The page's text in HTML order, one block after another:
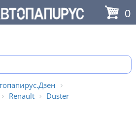
0
Renault Duster